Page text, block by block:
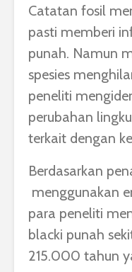
Catatan fosil
pasti memberi
punah. Namun
spesies
peneliti
perubahan
terkait dengan
Berdasarkan
menggunakan
para peneliti
blacki punah
215.000 tahun